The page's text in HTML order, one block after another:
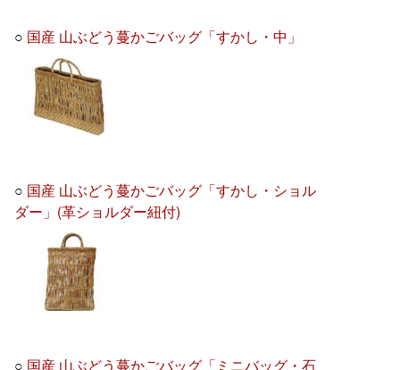
○ 国産 山ぶどう蔓かごバッグ「すかし・中」
○ 国産 山ぶどう蔓かごバッグ「すかし・ショル
ダー」(革ショルダー紐付)
○ 国産 山ぶどう蔓かごバッグ「ミニバッグ・石